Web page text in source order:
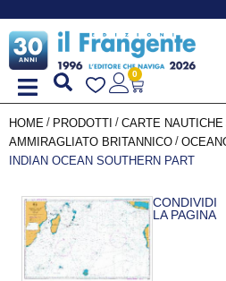
0
HOME / PRODOTTI / CARTE NAUTICHE
AMMIRAGLIATO BRITANNICO /
INDIAN OCEAN SOUTHERN PART
CONDIVIDI
LA PAGINA